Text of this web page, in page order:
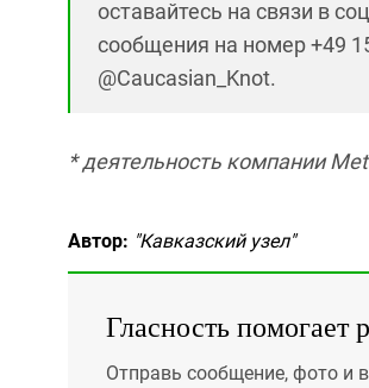
оставайтесь на связи в
сообщения на номер +49
@Caucasian_Knot.
* деятельность компании
Автор: "Кавказский узел"
Гласность
Отправь сообщение, фото и